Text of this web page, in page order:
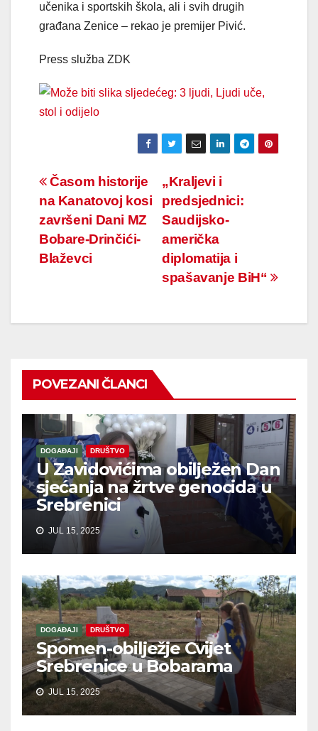
učenika i sportskih škola, ali i svih drugih
građana Zenice – rekao je premijer Pivić.
Press služba ZDK
Navigacija
članaka
„Kraljevi i
predsjednici:
Saudijsko-
američka
diplomatija i
spašavanje BiH“
Časom historije
na Kanatovoj kosi
završeni Dani MZ
Bobare-Drinčići-
Blaževci
POVEZANI ČLANCI
DOGAĐAJI DRUŠTVO
U Zavidovićima obilježen Dan
sjećanja na žrtve genocida u
Srebrenici
JUL 15, 2025
DOGAĐAJI DRUŠTVO
Spomen-obilježje Cvijet
Srebrenice u Bobarama
JUL 15, 2025